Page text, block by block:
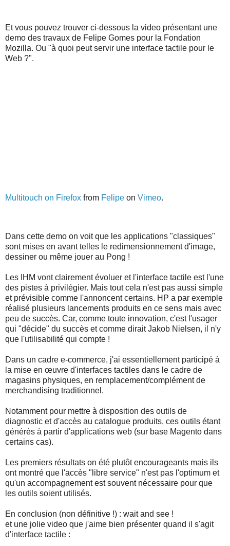
Et vous pouvez trouver ci-dessous la video présentant une
demo des travaux de Felipe Gomes pour la Fondation
Mozilla. Ou "à quoi peut servir une interface tactile pour le
Web ?".
Multitouch on Firefox from Felipe on Vimeo.
Dans cette demo on voit que les applications "classiques"
sont mises en avant telles le redimensionnement d'image,
dessiner ou même jouer au Pong !
Les IHM vont clairement évoluer et l'interface tactile est l'une
des pistes à privilégier. Mais tout cela n'est pas aussi simple
et prévisible comme l'annoncent certains. HP a par exemple
réalisé plusieurs lancements produits en ce sens mais avec
peu de succès. Car, comme toute innovation, c'est l'usager
qui "décide" du succès et comme dirait Jakob Nielsen, il n'y
que l'utilisabilité qui compte !
Dans un cadre e-commerce, j'ai essentiellement participé à
la mise en œuvre d'interfaces tactiles dans le cadre de
magasins physiques, en remplacement/complément de
merchandising traditionnel.
Notamment pour mettre à disposition des outils de
diagnostic et d'accès au catalogue produits, ces outils étant
générés à partir d'applications web (sur base Magento dans
certains cas).
Les premiers résultats on été plutôt encourageants mais ils
ont montré que l'accès "libre service" n'est pas l'optimum et
qu'un accompagnement est souvent nécessaire pour que
les outils soient utilisés.
En conclusion (non définitive !) : wait and see !
et une jolie video que j'aime bien présenter quand il s'agit
d'interface tactile :